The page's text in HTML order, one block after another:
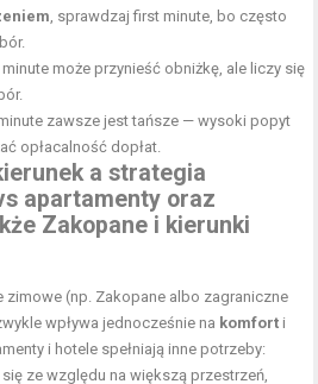
, sprawdzaj first minute, bo często
minute może przynieść obniżkę, ale liczy się
minute zawsze jest tańsze — wysoki popyt
opłacalność dopłat.
a strategia
apartamenty oraz
Zakopane i kierunki
zimowe (np. Zakopane albo zagraniczne
wpływa jednocześnie na komfort i
i hotele spełniają inne potrzeby:
ze względu na większą przestrzeń,